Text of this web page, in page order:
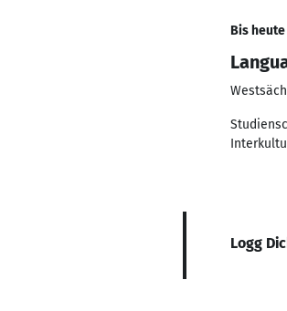
Bis heute
Logg